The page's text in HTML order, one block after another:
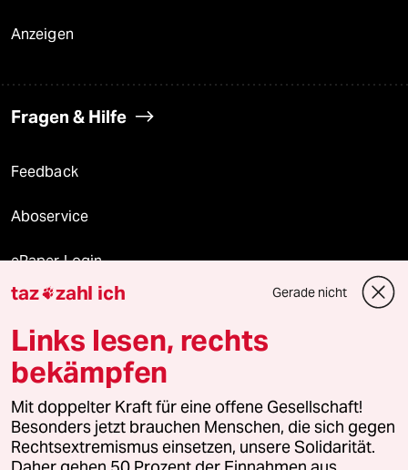
Anzeigen
Fragen & Hilfe
Feedback
Aboservice
ePaper Login
Downloads für Abonnierende
© 2026 taz Verlags und Vertriebs GmbH
Alle Rechte vorbehalten. Bei rechtlichen Fragen oder für Genehmigungen
wenden Sie sich bitte an lizenzen@taz.de
taz zahl ich Gerade nicht
Links lesen, rechts
bekämpfen
Mit doppelter Kraft für eine offene Gesellschaft!
Besonders jetzt brauchen Menschen, die sich gegen
Rechtsextremismus einsetzen, unsere Solidarität.